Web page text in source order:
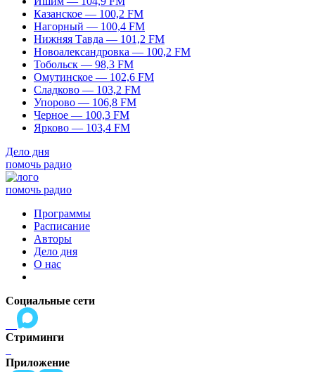
Казанское — 100,2 FM
Нагорный — 100,4 FM
Нижняя Тавда — 101,2 FM
Новоалександровка — 100,2 FM
Тобольск — 98,3 FM
Омутинское — 102,6 FM
Сладково — 103,2 FM
Упорово — 106,8 FM
Черное — 100,3 FM
Ярково — 103,4 FM
Дело дня
помочь радио
помочь радио
Программы
Расписание
Авторы
Дело дня
О нас
Социальные сети
Стриминги
Приложение